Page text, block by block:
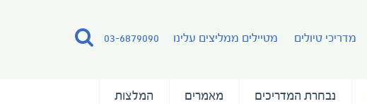
03-6879090 מדריכי טיולים מטיילים ממליצים עלינו
נבחרת המדריכים מאמרים המלצות